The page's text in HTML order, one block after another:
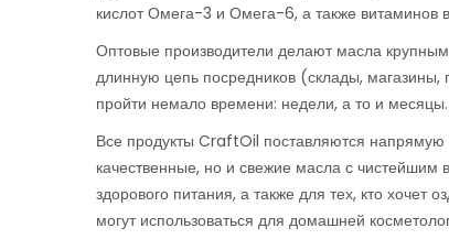
кислот Омега-3 и Омега-6, а также витаминов
Оптовые производители делают масла
длинную цепь посредников (склады,
пройти немало времени: недели, а то и месяцы.
Все продукты CraftOil поставляются напрямую
качественные, но и свежие масла с
здорового питания, а также для тех, кто хочет
могут использоваться для домашней